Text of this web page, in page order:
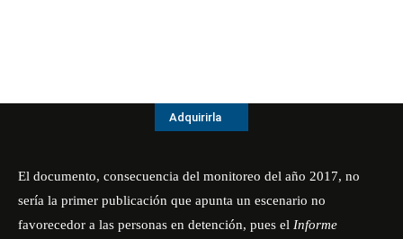
Adquirirla
El documento, consecuencia del monitoreo del año 2017, no
sería la primer publicación que apunta un escenario no
favorecedor a las personas en detención, pues el Informe